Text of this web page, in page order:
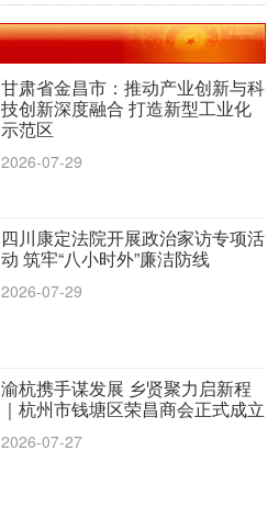
甘肃省金昌市：推动产业创新与科
技创新深度融合 打造新型工业化
示范区
2026-07-29
四川康定法院开展政治家访专项活
动 筑牢“八小时外”廉洁防线
2026-07-29
渝杭携手谋发展 乡贤聚力启新程
｜杭州市钱塘区荣昌商会正式成立
2026-07-27